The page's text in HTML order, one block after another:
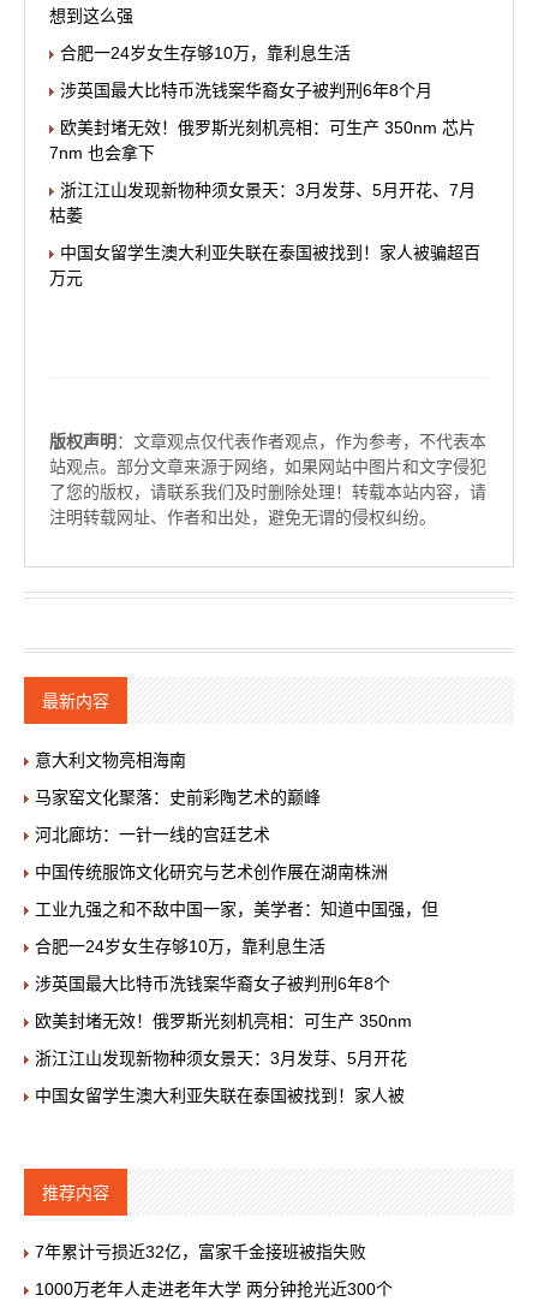
想到这么强
合肥一24岁女生存够10万，靠利息生活
涉英国最大比特币洗钱案华裔女子被判刑6年8个月
欧美封堵无效！俄罗斯光刻机亮相：可生产 350nm 芯片
7nm 也会拿下
浙江江山发现新物种须女景天：3月发芽、5月开花、7月
枯萎
中国女留学生澳大利亚失联在泰国被找到！家人被骗超百
万元
版权声明 ：文章观点仅代表作者观点，作为参考，不代表本
站观点。部分文章来源于网络，如果网站中图片和文字侵犯
了您的版权，请联系我们及时删除处理！转载本站内容，请
注明转载网址、作者和出处，避免无谓的侵权纠纷。
最新内容
意大利文物亮相海南
马家窑文化聚落：史前彩陶艺术的巅峰
河北廊坊：一针一线的宫廷艺术
中国传统服饰文化研究与艺术创作展在湖南株洲
工业九强之和不敌中国一家，美学者：知道中国强，但
合肥一24岁女生存够10万，靠利息生活
涉英国最大比特币洗钱案华裔女子被判刑6年8个
欧美封堵无效！俄罗斯光刻机亮相：可生产 350nm
浙江江山发现新物种须女景天：3月发芽、5月开花
中国女留学生澳大利亚失联在泰国被找到！家人被
推荐内容
7年累计亏损近32亿，富家千金接班被指失败
1000万老年人走进老年大学 两分钟抢光近300个